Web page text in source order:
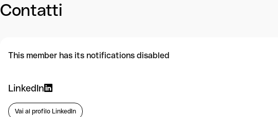
Contatti
This member has its notifications disabled
LinkedIn
Vai al profilo LinkedIn